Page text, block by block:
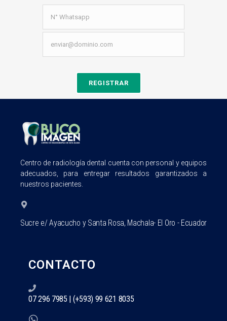
Centro de radiología dental cuenta con personal y equipos
adecuados, para entregar resultados garantizados a
nuestros pacientes.
Sucre e/ Ayacucho y Santa Rosa, Machala- El Oro - Ecuador
CONTACTO
07 296 7985 | (+593) 99 621 8035